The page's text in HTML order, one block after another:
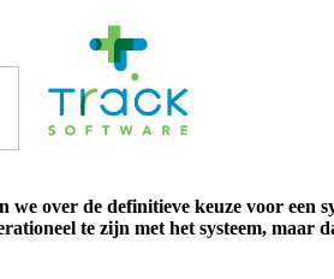
over de definitieve keuze voor een
te zijn met het systeem,